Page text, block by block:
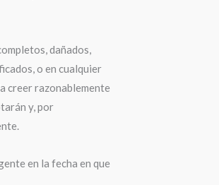
dañados,
o en cualquier
creer razonablemente
y, por
en la fecha en que